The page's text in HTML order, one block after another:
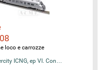
loco e carrozze
ICNG, ep VI. Con…